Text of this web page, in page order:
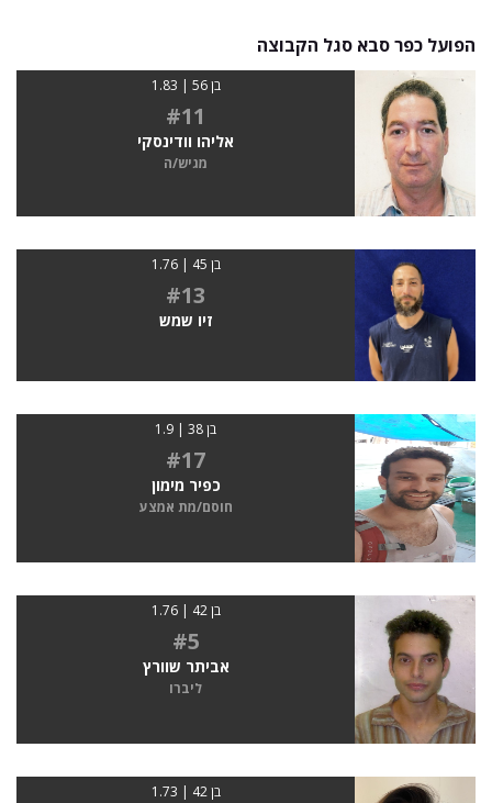
הפועל כפר סבא סגל הקבוצה
בן 56 | 1.83
#11
אליהו וודינסקי
מגיש/ה
בן 45 | 1.76
#13
זיו שמש
בן 38 | 1.9
#17
כפיר מימון
חוסם/מת אמצע
בן 42 | 1.76
#5
אביתר שוורץ
ליברו
בן 42 | 1.73